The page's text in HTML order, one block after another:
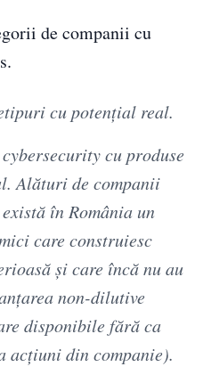
de companii cu
cu potențial real.
cu produse
Alături de companii
în România un
care construiesc
și care încă nu au
non-dilutive
disponibile fără ca
acțiuni din companie).